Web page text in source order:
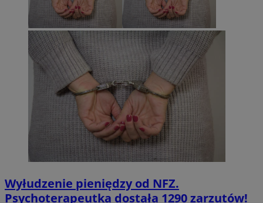
Wyłudzenie pieniędzy od NFZ.
Psychoterapeutka dostała 1290 zarzutów!